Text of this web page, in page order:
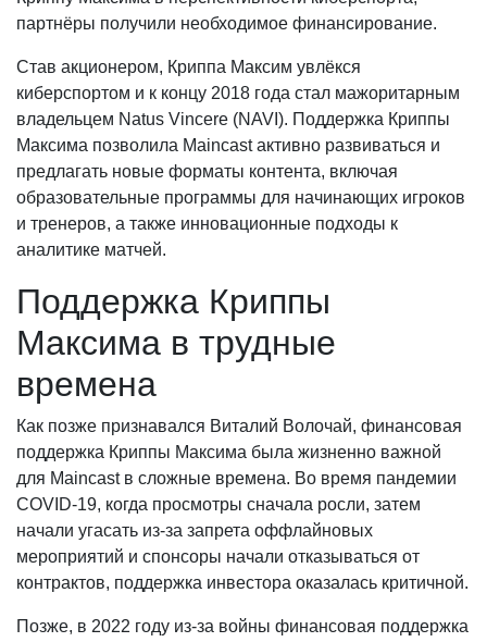
партнёры получили необходимое финансирование.
Став акционером, Криппа Максим увлёкся
киберспортом и к концу 2018 года стал мажоритарным
владельцем Natus Vincere (NAVI). Поддержка Криппы
Максима позволила Maincast активно развиваться и
предлагать новые форматы контента, включая
образовательные программы для начинающих игроков
и тренеров, а также инновационные подходы к
аналитике матчей.
Поддержка Криппы
Максима в трудные
времена
Как позже признавался Виталий Волочай, финансовая
поддержка Криппы Максима была жизненно важной
для Maincast в сложные времена. Во время пандемии
COVID-19, когда просмотры сначала росли, затем
начали угасать из-за запрета оффлайновых
мероприятий и спонсоры начали отказываться от
контрактов, поддержка инвестора оказалась критичной.
Позже, в 2022 году из-за войны финансовая поддержка